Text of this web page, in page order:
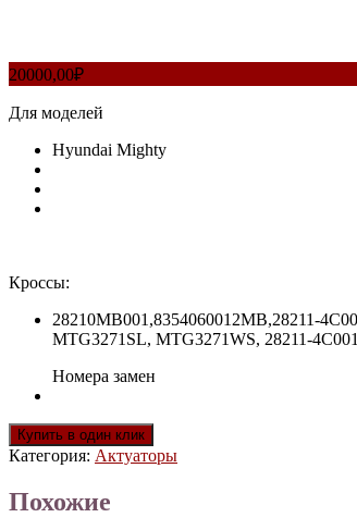
20000,00₽
Для моделей
Hyundai Mighty
Кроссы:
28210MB001,8354060012MB,28211-
МTG3271SL, MTG3271WS, 28211-4С001
Номера замен
Купить в один клик
Категория: Актуаторы
Похожие